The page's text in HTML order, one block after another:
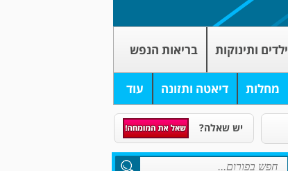
ילדים ותינוקות בריאות הנפש
מחלות דיאטה ותזונה עוד
יש שאלה?